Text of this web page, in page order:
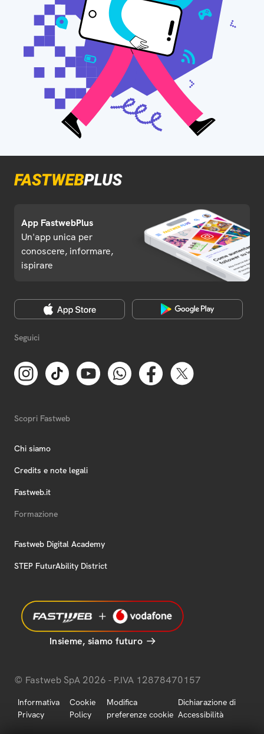
App FastwebPlus
Un'app unica per
conoscere, informare,
ispirare
Seguici
Scopri Fastweb
Chi siamo
Credits e note legali
Fastweb.it
Formazione
Fastweb Digital Academy
STEP FuturAbility District
Insieme, siamo futuro
© Fastweb SpA 2026 - P.IVA 12878470157
Informativa
Privacy
Cookie
Policy
Modifica
preferenze cookie
Dichiarazione di
Accessibilità